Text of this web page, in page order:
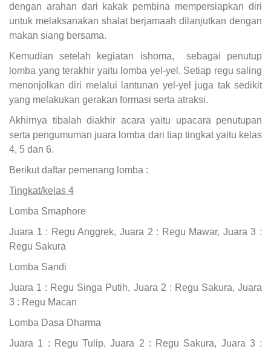
dengan arahan dari kakak pembina mempersiapkan diri
untuk melaksanakan shalat berjamaah dilanjutkan dengan
makan siang bersama.
Kemudian setelah kegiatan ishoma, sebagai penutup
lomba yang terakhir yaitu lomba yel-yel. Setiap regu saling
menonjolkan diri melalui lantunan yel-yel juga tak sedikit
yang melakukan gerakan formasi serta atraksi.
Akhirnya tibalah diakhir acara yaitu upacara penutupan
serta pengumuman juara lomba dari tiap tingkat yaitu kelas
4, 5 dan 6.
Berikut daftar pemenang lomba :
Tingkat/kelas 4
Lomba Smaphore
Juara 1 : Regu Anggrek, Juara 2 : Regu Mawar, Juara 3 :
Regu Sakura
Lomba Sandi
Juara 1 : Regu Singa Putih, Juara 2 : Regu Sakura, Juara
3 : Regu Macan
Lomba Dasa Dharma
Juara 1 : Regu Tulip, Juara 2 : Regu Sakura, Juara 3 :